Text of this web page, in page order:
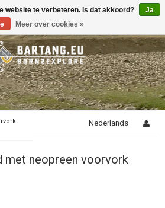
Nederlands
met neopreen voorvork
website te verbeteren. Is dat akkoord?
Ja
Meer over cookies »